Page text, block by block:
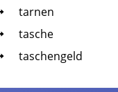
tar­nen
tasche
taschengeld